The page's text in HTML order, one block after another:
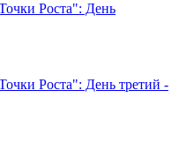
Роста": День
Роста": День третий -